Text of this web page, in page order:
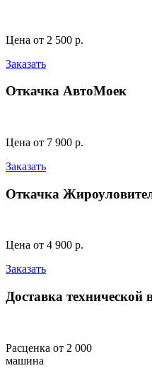
Цена от 2 500 р.
Заказать
Откачка АвтоМоек
Цена от 7 900 р.
Заказать
Откачка
Цена от 4 900 р.
Заказать
Доставка технической
Расценка от 2 000
машина